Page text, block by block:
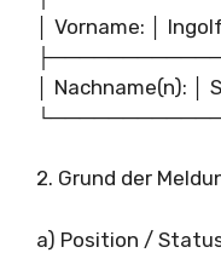
│ Vorname: │ Ingolf
│ Nachname(n): │
2. Grund der
a) Position /